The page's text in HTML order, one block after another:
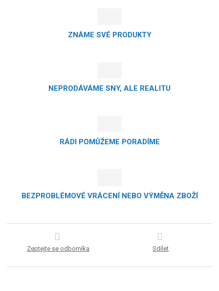
ZNÁME SVÉ PRODUKTY
NEPRODÁVÁME SNY, ALE REALITU
RÁDI POMŮŽEME PORADÍME
BEZPROBLÉMOVÉ VRÁCENÍ NEBO VÝMĚNA ZBOŽÍ
Zeptejte se odborníka Sdílet